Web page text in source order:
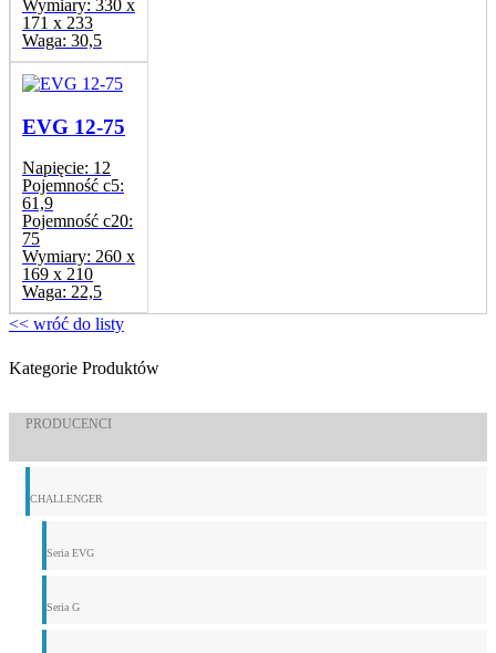
Wymiary: 330 x
171 x 233
Waga: 30,5
EVG 12-75
Napięcie: 12
Pojemność c5:
61,9
Pojemność c20:
75
Wymiary: 260 x
169 x 210
Waga: 22,5
<< wróć do listy
Kategorie Produktów
PRODUCENCI
CHALLENGER
Seria EVG
Seria G